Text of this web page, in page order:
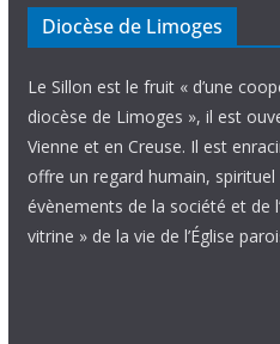
Diocèse de Limoges
Le Sillon est le fruit « d’une
diocèse de Limoges », il est
Vienne et en Creuse. Il est
offre un regard humain,
évènements de la société et de
vitrine » de la vie de l’Église